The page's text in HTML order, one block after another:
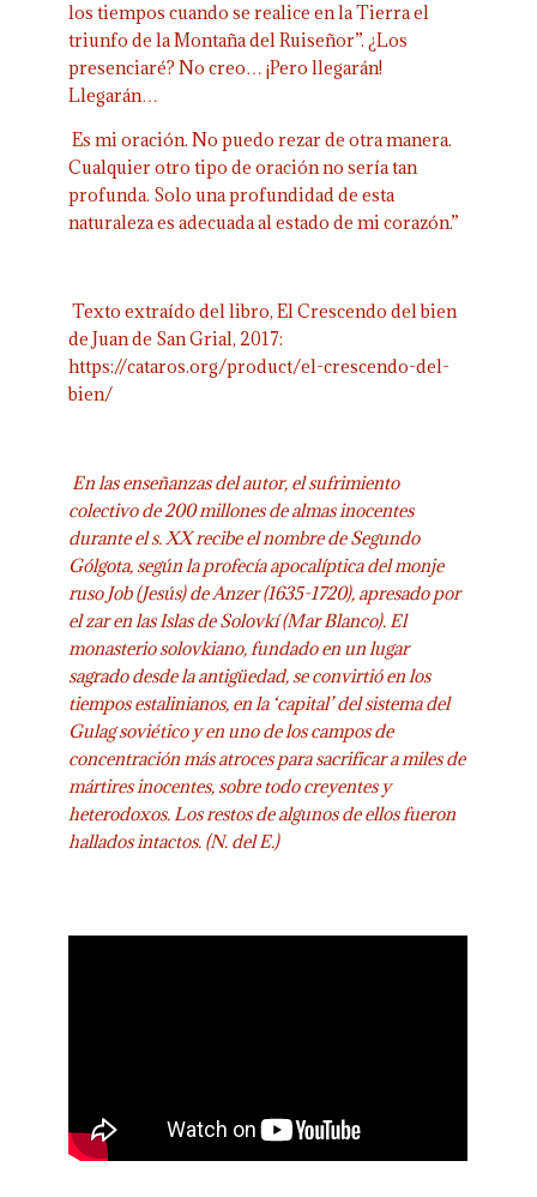
los tiempos cuando se realice en la Tierra el
triunfo de la Montaña del Ruiseñor”. ¿Los
presenciaré? No creo… ¡Pero llegarán!
Llegarán…
Es mi oración. No puedo rezar de otra manera.
Cualquier otro tipo de oración no sería tan
profunda. Solo una profundidad de esta
naturaleza es adecuada al estado de mi corazón.”
Texto extraído del libro, El Crescendo del bien
de Juan de San Grial, 2017:
https://cataros.org/product/el-crescendo-del-
bien/
En las enseñanzas del autor, el sufrimiento
colectivo de 200 millones de almas inocentes
durante el s. XX recibe el nombre de Segundo
Gólgota, según la profecía apocalíptica del monje
ruso Job (Jesús) de Anzer (1635-1720), apresado por
el zar en las Islas de Solovkí (Mar Blanco). El
monasterio solovkiano, fundado en un lugar
sagrado desde la antigüedad, se convirtió en los
tiempos estalinianos, en la ‘capital’ del sistema del
Gulag soviético y en uno de los campos de
concentración más atroces para sacrificar a miles de
mártires inocentes, sobre todo creyentes y
heterodoxos. Los restos de algunos de ellos fueron
hallados intactos. (N. del E.)